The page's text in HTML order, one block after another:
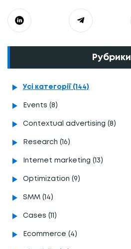
Рубрики
Усі категорії (144)
Events (8)
Contextual advertising (8)
Research (16)
Internet marketing (13)
Optimization (9)
SMM (14)
Cases (11)
Ecommerce (4)